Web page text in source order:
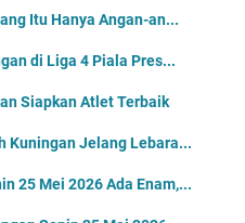
Itu Hanya Angan-an...
di Liga 4 Piala Pres...
Siapkan Atlet Terbaik
Kuningan Jelang Lebara...
25 Mei 2026 Ada Enam,...